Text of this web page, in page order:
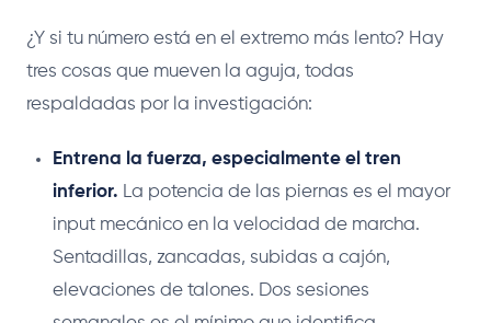
¿Y si tu número está en el extremo más lento? Hay
tres cosas que mueven la aguja, todas
respaldadas por la investigación:
Entrena la fuerza, especialmente el tren
inferior. La potencia de las piernas es el mayor
input mecánico en la velocidad de marcha.
Sentadillas, zancadas, subidas a cajón,
elevaciones de talones. Dos sesiones